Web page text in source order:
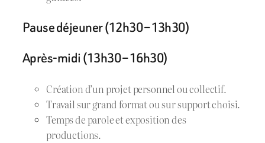
Pause déjeuner (12h30 – 13h30)
Après-midi (13h30 – 16h30)
Création d’un projet personnel ou collectif.
Travail sur grand format ou sur support choisi.
Temps de parole et exposition des
productions.